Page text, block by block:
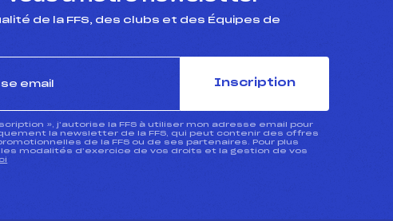
de la FFS, des clubs et des Équipes de
Inscription
», j’autorise la FFS à utiliser mon adresse email pour
la newsletter de la FFS, qui peut contenir des offres
de la FFS ou de ses partenaires. Pour plus
les modalités d’exercice de vos droits et la gestion de vos